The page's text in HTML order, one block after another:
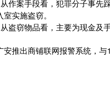
作案手段看，犯罪分子事先
室实施盗窃。
盗窃物品看，主要为现金及
安推出商铺联网报警系统，与